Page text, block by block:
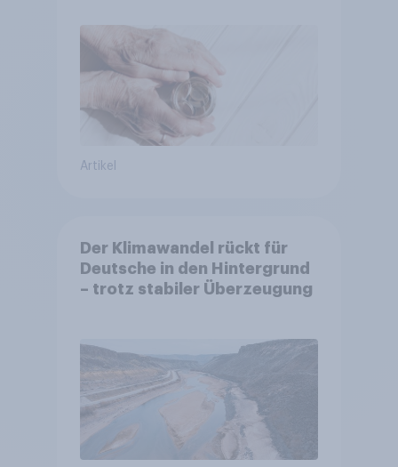
Akzeptanz
Artikel
Der Klimawandel rückt für
Deutsche in den Hintergrund
– trotz stabiler Überzeugung